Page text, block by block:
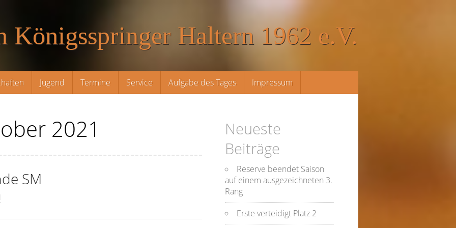
Königsspringer Haltern 1962 e.V.
Jugend Termine Service Aufgabe des Tages Impressum
2021
SM
Neueste
Beiträge
Reserve beendet Saison
auf einem ausgezeichneten 3.
Rang
Erste verteidigt Platz 2